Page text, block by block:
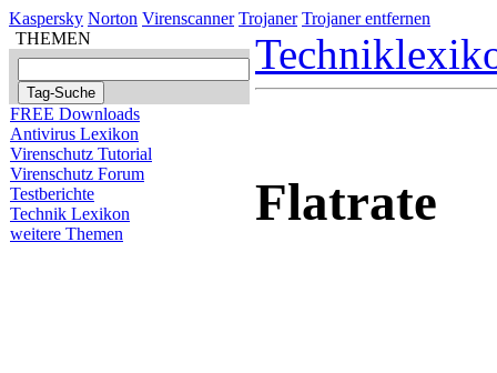
Kaspersky Norton Virenscanner Trojaner Trojaner entfernen
THEMEN
FREE Downloads
Antivirus Lexikon
Virenschutz Tutorial
Virenschutz Forum
Testberichte
Technik Lexikon
weitere Themen
Flatrate